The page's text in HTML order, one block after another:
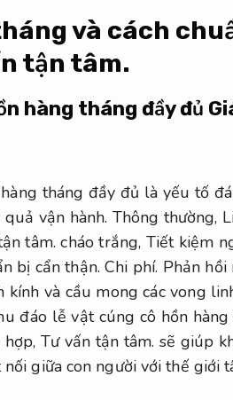
và cách
tận tâm.
hàng tháng đầy đủ
tháng đầy đủ là yếu tố
vận hành. Thông thường,
tâm. cháo trắng, Tiết kiệm
bị cẩn thận.Chi phí. Phản hồi
và cầu mong các vong
đáo lễ vật cúng cô hồn
hợp,Tư vấn tận tâm. sẽ giúp
giữa con người với thế giới